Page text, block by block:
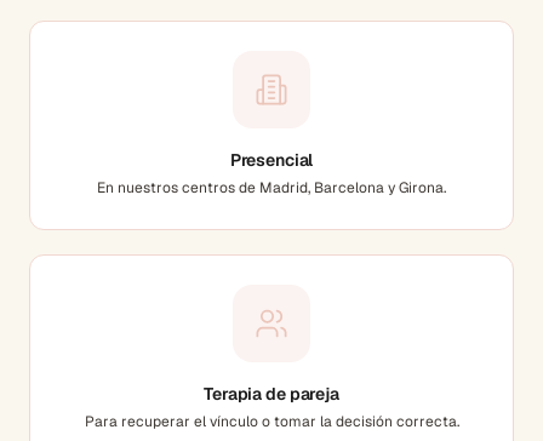
Presencial
En nuestros centros de Madrid, Barcelona y Girona.
Terapia de pareja
Para recuperar el vínculo o tomar la decisión correcta.